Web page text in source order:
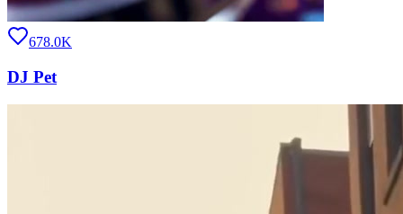
678.0K
DJ Pet